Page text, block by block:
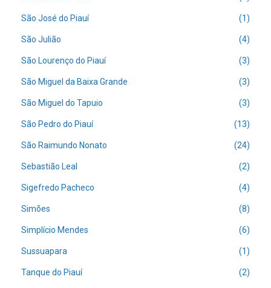
São José do Piauí (1)
São Julião (4)
São Lourenço do Piauí (3)
São Miguel da Baixa Grande (3)
São Miguel do Tapuio (3)
São Pedro do Piauí (13)
São Raimundo Nonato (24)
Sebastião Leal (2)
Sigefredo Pacheco (4)
Simões (8)
Simplício Mendes (6)
Sussuapara (1)
Tanque do Piauí (2)